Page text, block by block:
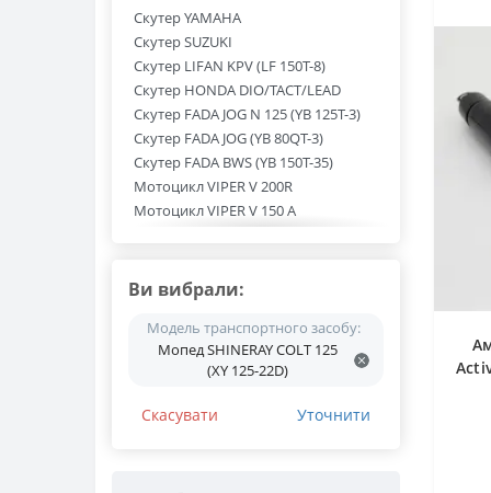
Скутер YAMAHA
Скутер SUZUKI
Скутер LIFAN KPV (LF 150T-8)
Скутер HONDA DIO/TACT/LEAD
Скутер FADA JOG N 125 (YB 125T-3)
Скутер FADA JOG (YB 80QT-3)
Скутер FADA BWS (YB 150T-35)
Мотоцикл VIPER V 200R
Мотоцикл VIPER V 150 A
Мотоцикл SHINERAY Z1 250 (XY 250-
Мотоцикл SHINERAY XY 250GY-6C
Мотоцикл SHINERAY XY 250GY-6B
Мотоцикл SHINERAY XY 200GY-6C
Мотоцикл SHINERAY X-TRAIL 250 (XY
Ви вибрали:
Модель транспортного засобу:
Мопед SHINERAY COLT 125
(XY 125-22D)
Скасувати Уточнити